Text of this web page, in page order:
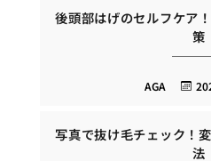
後頭部はげのセルフケア
策
AGA
写真で抜け毛チェック！
法